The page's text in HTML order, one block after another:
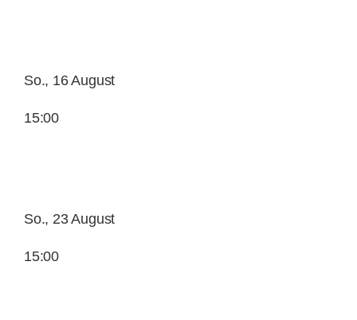
So., 16 August
15:00
So., 23 August
15:00